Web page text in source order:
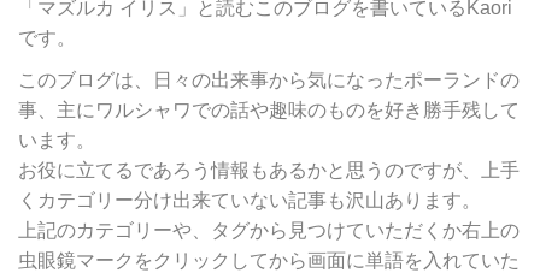
ー
別
検
索
「マズルカ イリス」と読むこのブログを書いているKaori
です。
このブログは、日々の出来事から気になったポーランドの
事、主にワルシャワでの話や趣味のものを好き勝手残して
います。
お役に立てるであろう情報もあるかと思うのですが、上手
くカテゴリー分け出来ていない記事も沢山あります。
上記のカテゴリーや、タグから見つけていただくか右上の
虫眼鏡マークをクリックしてから画面に単語を入れていた